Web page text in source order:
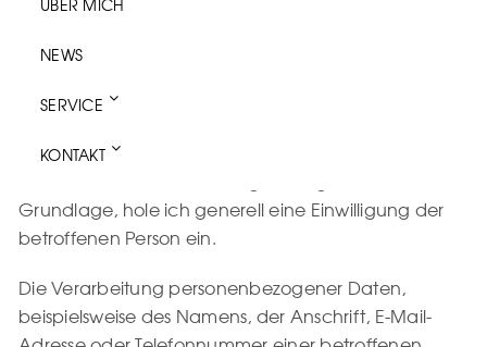
ÜBER MICH
NEWS
SERVICE
KONTAKT
personenbezogener Daten möglich. Sofern eine
Internetseite in Anspruch nehmen möchte, könnte
jedoch eine Verarbeitung personenbezogener
personenbezogener Daten erforderlich und besteht
Grundlage, hole ich generell eine Einwilligung der
betroffenen Person ein.
Die Verarbeitung personenbezogener Daten,
beispielsweise des Namens, der Anschrift, E-Mail-